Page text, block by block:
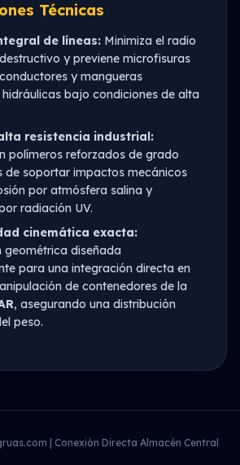
Técnicas
de líneas: Minimiza el radio
y previene microfisuras
y mangueras
bajo condiciones de alta
resistencia industrial:
polímeros reforzados de grado
de soportar impactos mecánicos
por atmósfera salina y
radiación UV.
cinemática exacta:
geométrica diseñada
para una integración directa en
de contenedores de la
, asegurando una distribución
peso.
| Conexión Directa Almacén Central